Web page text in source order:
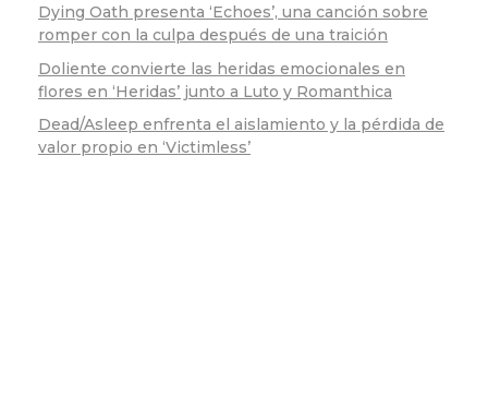
Dying Oath presenta ‘Echoes’, una canción sobre
romper con la culpa después de una traición
Doliente convierte las heridas emocionales en
flores en ‘Heridas’ junto a Luto y Romanthica
Dead/Asleep enfrenta el aislamiento y la pérdida de
valor propio en ‘Victimless’